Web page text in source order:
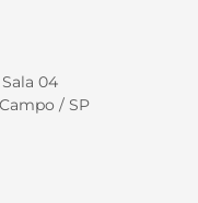
04
/ SP